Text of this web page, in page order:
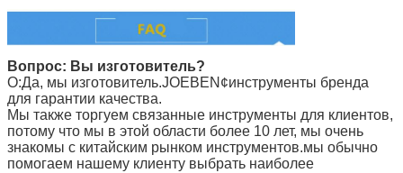
Вопрос: Вы изготовитель?
О:Да, мы изготовитель.JOEBEN ¢инструменты бренда
для гарантии качества.
Мы также торгуем связанные инструменты для клиентов,
потому что мы в этой области более 10 лет, мы очень
знакомы с китайским рынком инструментов.мы обычно
помогаем нашему клиенту выбрать наиболее